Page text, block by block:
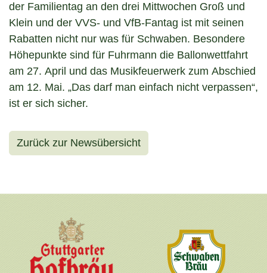
der Familientag an den drei Mittwochen Groß und
Klein und der VVS- und VfB-Fantag ist mit seinen
Rabatten nicht nur was für Schwaben. Besondere
Höhepunkte sind für Fuhrmann die Ballonwettfahrt
am 27. April und das Musikfeuerwerk zum Abschied
am 12. Mai. „Das darf man einfach nicht verpassen“,
ist er sich sicher.
Zurück zur Newsübersicht